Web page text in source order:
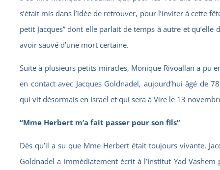
s’était mis dans l’idée de retrouver, pour l’inviter à cette
petit Jacques” dont elle parlait de temps à autre et qu’elle
avoir sauvé d’une mort certaine.
Suite à plusieurs petits miracles, Monique Rivoallan a pu
en contact avec Jacques Goldnadel, aujourd’hui âgé de
qui vit désormais en Israël et qui sera à Vire le 13
“Mme Herbert m’a fait passer pour son fils”
Dès qu’il a su que Mme Herbert était toujours vivante,
Goldnadel a immédiatement écrit à l’Institut Yad Vashem